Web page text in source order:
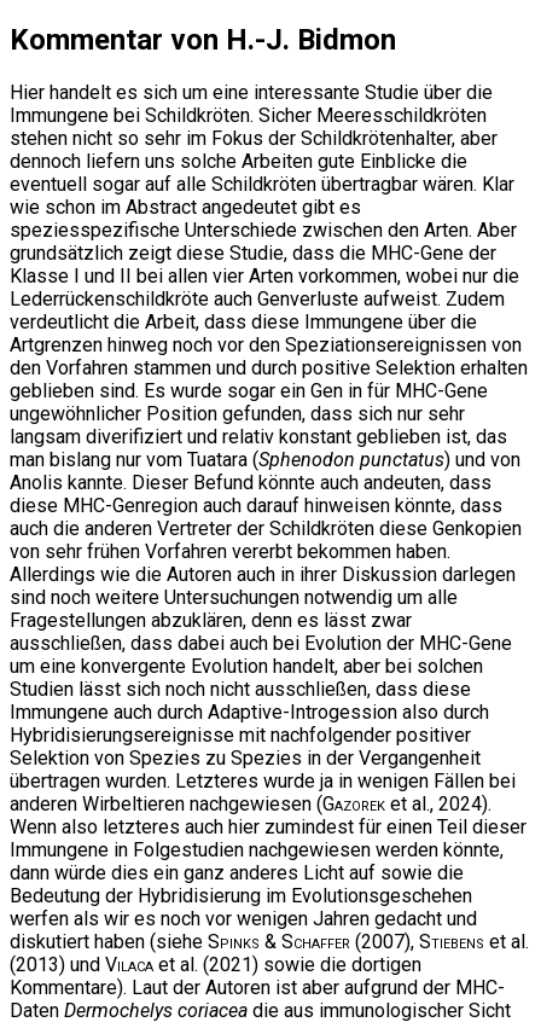
Kommentar von H.-J. Bidmon
Hier handelt es sich um eine interessante Studie über die
Immungene bei Schildkröten. Sicher Meeresschildkröten
stehen nicht so sehr im Fokus der Schildkrötenhalter, aber
dennoch liefern uns solche Arbeiten gute Einblicke die
eventuell sogar auf alle Schildkröten übertragbar wären. Klar
wie schon im Abstract angedeutet gibt es
speziesspezifische Unterschiede zwischen den Arten. Aber
grundsätzlich zeigt diese Studie, dass die MHC-Gene der
Klasse I und II bei allen vier Arten vorkommen, wobei nur die
Lederrückenschildkröte auch Genverluste aufweist. Zudem
verdeutlicht die Arbeit, dass diese Immungene über die
Artgrenzen hinweg noch vor den Speziationsereignissen von
den Vorfahren stammen und durch positive Selektion erhalten
geblieben sind. Es wurde sogar ein Gen in für MHC-Gene
ungewöhnlicher Position gefunden, dass sich nur sehr
langsam diverifiziert und relativ konstant geblieben ist, das
man bislang nur vom Tuatara (Sphenodon punctatus) und von
Anolis kannte. Dieser Befund könnte auch andeuten, dass
diese MHC-Genregion auch darauf hinweisen könnte, dass
auch die anderen Vertreter der Schildkröten diese Genkopien
von sehr frühen Vorfahren vererbt bekommen haben.
Allerdings wie die Autoren auch in ihrer Diskussion darlegen
sind noch weitere Untersuchungen notwendig um alle
Fragestellungen abzuklären, denn es lässt zwar
ausschließen, dass dabei auch bei Evolution der MHC-Gene
um eine konvergente Evolution handelt, aber bei solchen
Studien lässt sich noch nicht ausschließen, dass diese
Immungene auch durch Adaptive-Introgession also durch
Hybridisierungsereignisse mit nachfolgender positiver
Selektion von Spezies zu Spezies in der Vergangenheit
übertragen wurden. Letzteres wurde ja in wenigen Fällen bei
anderen Wirbeltieren nachgewiesen (Gazorek et al., 2024).
Wenn also letzteres auch hier zumindest für einen Teil dieser
Immungene in Folgestudien nachgewiesen werden könnte,
dann würde dies ein ganz anderes Licht auf sowie die
Bedeutung der Hybridisierung im Evolutionsgeschehen
werfen als wir es noch vor wenigen Jahren gedacht und
diskutiert haben (siehe Spinks & Schaffer (2007), Stiebens et al.
(2013) und Vilaca et al. (2021) sowie die dortigen
Kommentare). Laut der Autoren ist aber aufgrund der MHC-
Daten Dermochelys coriacea die aus immunologischer Sicht